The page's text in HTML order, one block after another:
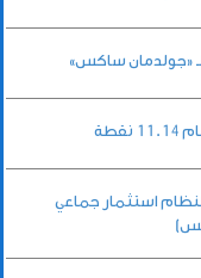
«جولدمان ساكس»
استثمار جماعي